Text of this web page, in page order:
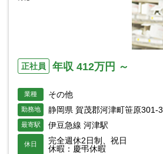
正社員 年収 412万円 ～
業種 その他
勤務地 静岡県 賀茂郡河津町笹原301-3
最寄駅 伊豆急線 河津駅
休日
完全週休2日制、祝日
休暇：慶弔休暇